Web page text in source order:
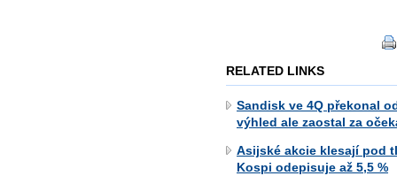
RELATED LINKS
Sandisk ve 4Q překonal
výhled ale zaostal za
Asijské akcie klesají pod
Kospi odepisuje až 5,5 %